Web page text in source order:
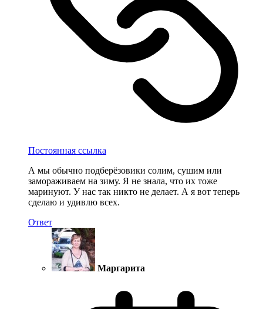
Постоянная ссылка
А мы обычно подберёзовики солим, сушим или
замораживаем на зиму. Я не знала, что их тоже
маринуют. У нас так никто не делает. А я вот теперь
сделаю и удивлю всех.
Ответ
Маргарита